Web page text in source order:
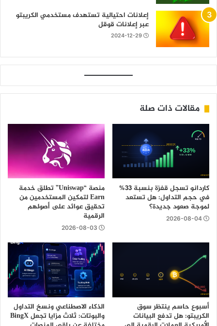
إعلانات احتيالية تستهدف مستخدمي الكريبتو
عبر إعلانات قوقل
2024-12-29
مقالات ذات صلة
كاردانو تسجل قفزة بنسبة 33%
في حجم التداول: هل تستعد
لموجة صعود جديدة؟
2026-08-04
منصة “Uniswap” تطلق خدمة
Earn لتمكين المستخدمين من
تحقيق عوائد على أصولهم
الرقمية
2026-08-03
أسبوع حاسم ينتظر سوق
الكريبتو: هل تدفع البيانات
الذكاء الاصطناعي ونسخ التداول
والبوتات: ثلاث مزايا تجعل BingX